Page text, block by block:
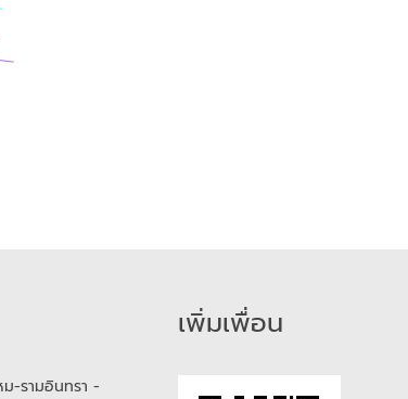
-รามอินทรา -
เพิ่มเพื่อน